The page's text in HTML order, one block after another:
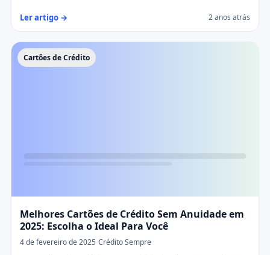
você conhecerá as principais opções disponíveis, os
critérios de aprovação e dicas para aumentar suas
chances de obter um cartão de crédito mesmo estando
negativado.
Ler artigo → 2 anos atrás
Cartões de Crédito
Melhores Cartões de Crédito Sem Anuidade em
2025: Escolha o Ideal Para Você
4 de fevereiro de 2025 Crédito Sempre